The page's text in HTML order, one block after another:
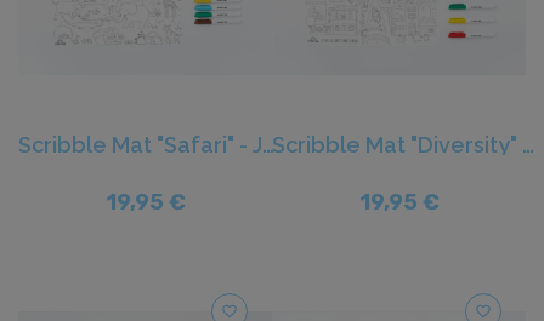
Scribble Mat "Safari" - Juegaconmigo
19,95 €
Scribble Mat "Diversity" - Juegaconmigo
19,95 €
favorite_border favorite_border